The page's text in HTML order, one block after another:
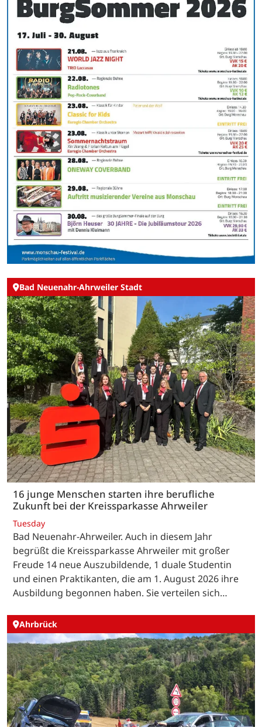
Bad Neuenahr-Ahrweiler Stadt
16 junge Menschen starten ihre berufliche
Zukunft bei der Kreissparkasse Ahrweiler
Tuesday
Bad Neuenahr-Ahrweiler. Auch in diesem Jahr
begrüßt die Kreissparkasse Ahrweiler mit großer
Freude 14 neue Auszubildende, 1 duale Studentin
und einen Praktikanten, die am 1. August 2026 ihre
Ausbildung begonnen haben. Sie verteilen sich…
Ahrbrück